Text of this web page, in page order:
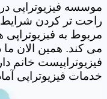
موسسه فیزیوتراپی
راحت تر کردن شرایط
مربوط به
می کند. همین الان
فیزیوتراپیست خانم
خدمات فیزیوتراپی